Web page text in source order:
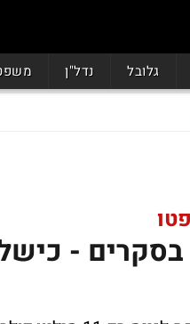
גלובל נדל"ן
-